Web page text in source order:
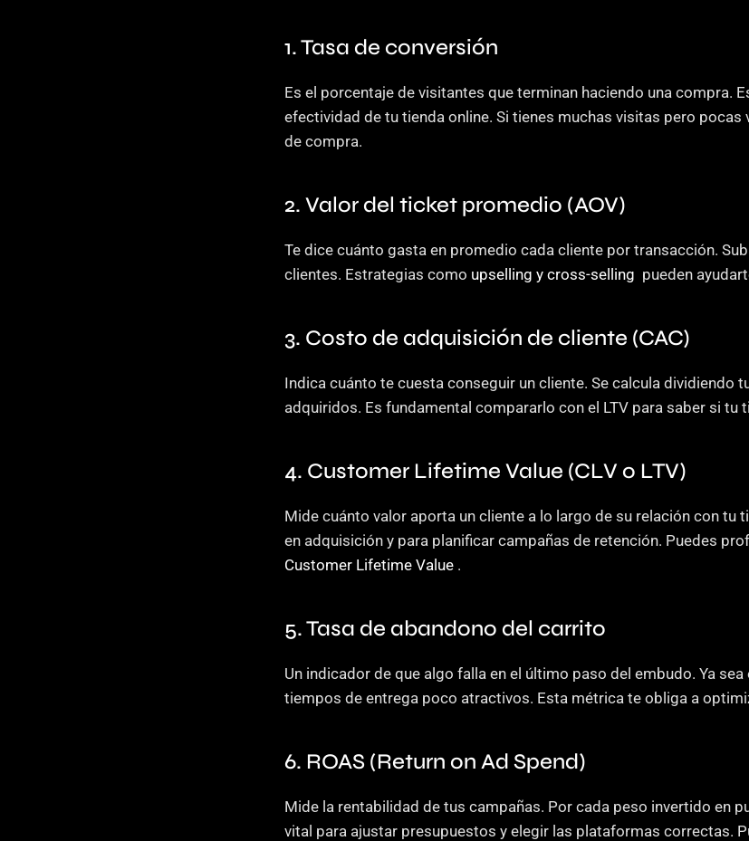
1. Tasa de conversión
Es el porcentaje de visitantes que terminan haciendo una compra.
efectividad de tu tienda online. Si tienes muchas visitas pero
de compra.
2. Valor del ticket promedio (AOV)
Te dice cuánto gasta en promedio cada cliente por transacción.
clientes. Estrategias como upselling y cross-selling pueden
3. Costo de adquisición de cliente (CAC)
Indica cuánto te cuesta conseguir un cliente. Se calcula dividiendo
adquiridos. Es fundamental compararlo con el LTV para saber si tu
4. Customer Lifetime Value (CLV o LTV)
Mide cuánto valor aporta un cliente a lo largo de su relación con tu
en adquisición y para planificar campañas de retención. Puedes
Customer Lifetime Value .
5. Tasa de abandono del carrito
Un indicador de que algo falla en el último paso del embudo. Ya
tiempos de entrega poco atractivos. Esta métrica te obliga a
6. ROAS (Return on Ad Spend)
Mide la rentabilidad de tus campañas. Por cada peso invertido en
vital para ajustar presupuestos y elegir las plataformas correctas.